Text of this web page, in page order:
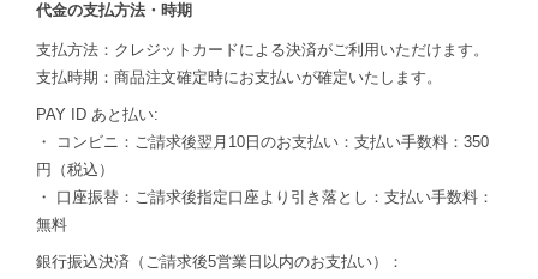
代金の支払方法・時期
支払方法：クレジットカードによる決済がご利用いただけます。
支払時期：商品注文確定時にお支払いが確定いたします。
PAY ID あと払い:
・ コンビニ：ご請求後翌月10日のお支払い：支払い手数料：350
円（税込）
・ 口座振替：ご請求後指定口座より引き落とし：支払い手数料：
無料
銀行振込決済（ご請求後5営業日以内のお支払い）：